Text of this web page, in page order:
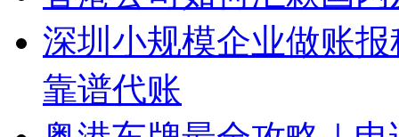
深圳小规模企业做账
靠谱代账